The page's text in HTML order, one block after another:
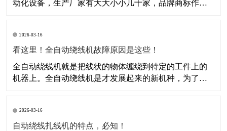
动化设备，生产厂家有大大小小几十家，品牌商标作为
来。品牌商标还是由整合营销活动创造的种象征与联想,
一种
2026-03-16
看这里！全自动绕线机故障原因是这些！
全自动绕线机就是把线状的物体缠绕到特定的工件上的
机器上。全自动绕线机是才发展起来的新机种，为了适
进口机型的设计，采用可编程控制器作为设备的控制核
心，配合机械手、气动控制元件和执行附件来完成自动
2026-03-16
自动绕线扎线机的特点，必知！